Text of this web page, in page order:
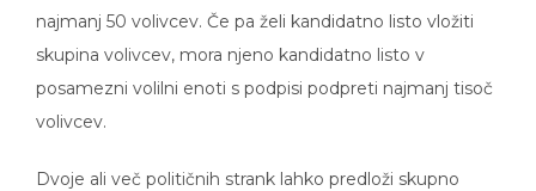
najmanj 50 volivcev. Če pa želi kandidatno listo vložiti
skupina volivcev, mora njeno kandidatno listo v
posamezni volilni enoti s podpisi podpreti najmanj tisoč
volivcev.
Dvoje ali več političnih strank lahko predloži skupno